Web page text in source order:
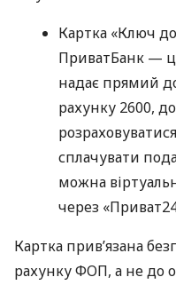
Картка «Ключ
ПриватБанк —
надає прямий
рахунку 2600,
сплачувати
можна
через
Картка прив’язана
рахунку ФОП, а не до